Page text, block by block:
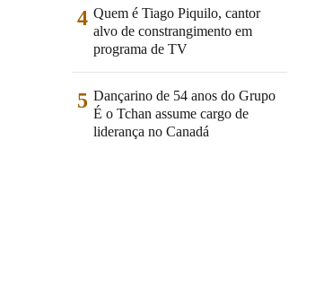
4 Quem é Tiago Piquilo, cantor
alvo de constrangimento em
programa de TV
5 Dançarino de 54 anos do Grupo
É o Tchan assume cargo de
liderança no Canadá